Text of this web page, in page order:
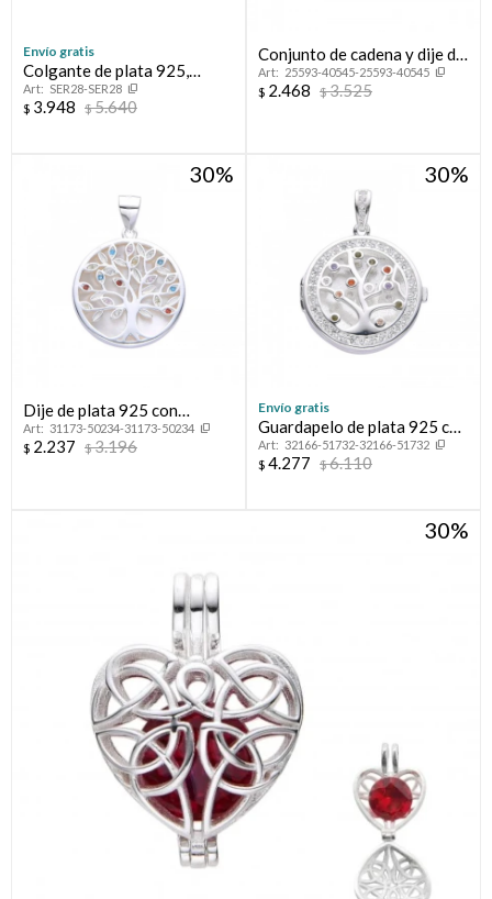
Envío gratis
Colgante de plata 925,
URUGUAY.
SER28-SER28
$ 3.948 $5.640
Conjunto de cadena y dije de
plata 925 con circonias,
HUELLITA.
25593-40545-25593-40545
$ 2.468 $3.525
30
Dije de plata 925 con
cironias y nácar, ÁRBOL DE
LA VIDA.
31173-50234-31173-50234
$ 2.237 $3.196
30
Envío gratis
Guardapelo de plata 925 con
circonias, ÁRBOL DE LA
VIDA.
32166-51732-32166-51732
$ 4.277 $6.110
30